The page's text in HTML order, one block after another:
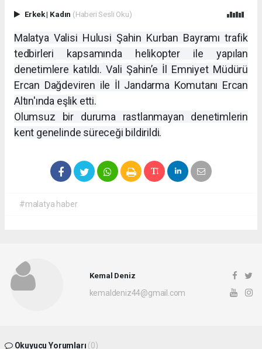
Erkek| Kadın (Haberi Sesli Oku)
Malatya Valisi Hulusi Şahin Kurban Bayramı trafik
tedbirleri kapsamında helikopter ile yapılan
denetimlere katıldı. Vali Şahin’e İl Emniyet Müdürü
Ercan Dağdeviren ile İl Jandarma Komutanı Ercan
Altın'ında eşlik etti.
Olumsuz bir duruma rastlanmayan denetimlerin
kent genelinde süreceği bildirildi.
#malatya haber
Kemal Deniz
kemaldeniz44@gmail.com
Okuyucu Yorumları (0)